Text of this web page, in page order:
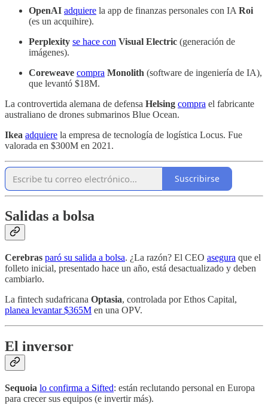
OpenAI adquiere la app de finanzas personales con IA Roi
(es un acquihire).
Perplexity se hace con Visual Electric (generación de
imágenes).
Coreweave compra Monolith (software de ingeniería de IA),
que levantó $18M.
La controvertida alemana de defensa Helsing compra el fabricante
australiano de drones submarinos Blue Ocean.
Ikea adquiere la empresa de tecnología de logística Locus. Fue
valorada en $300M en 2021.
Suscribirse
Salidas a bolsa
Cerebras paró su salida a bolsa. ¿La razón? El CEO asegura que el
folleto inicial, presentado hace un año, está desactualizado y deben
cambiarlo.
La fintech sudafricana Optasia, controlada por Ethos Capital,
planea levantar $365M en una OPV.
El inversor
Sequoia lo confirma a Sifted: están reclutando personal en Europa
para crecer sus equipos (e invertir más).